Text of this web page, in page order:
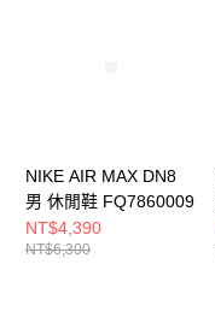
NIKE AIR MAX DN8
男 休閒鞋 FQ7860009
NT$4,390
NT$6,300